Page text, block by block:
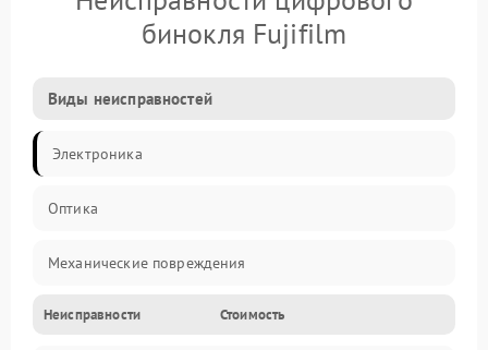
бинокля Fujifilm
Виды неисправностей
Электроника
Оптика
Механические повреждения
Видео
Неисправности Стоимость